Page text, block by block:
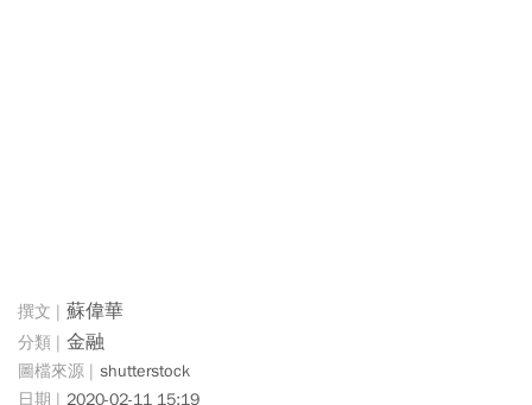
蘇偉華
金融
shutterstock
2020-02-11 15:19